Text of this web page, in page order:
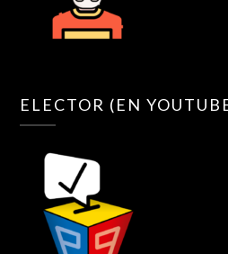
ELECTOR (EN